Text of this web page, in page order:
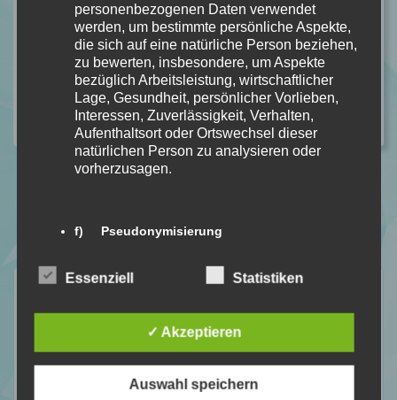
Neuste Rezensionen
personenbezogenen Daten verwendet
werden, um bestimmte persönliche Aspekte,
die sich auf eine natürliche Person beziehen,
zu bewerten, insbesondere, um Aspekte
bezüglich Arbeitsleistung, wirtschaftlicher
Lage, Gesundheit, persönlicher Vorlieben,
Interessen, Zuverlässigkeit, Verhalten,
Aufenthaltsort oder Ortswechsel dieser
natürlichen Person zu analysieren oder
vorherzusagen.
f) Pseudonymisierung
Pseudonymisierung ist die Verarbeitung
ohne Hinzuziehung zusätzlicher
Informationen nicht mehr einer spezifischen
können, sofern diese zusätzlichen
Essenziell Statistiken
✓ Akzeptieren
Auswahl speichern